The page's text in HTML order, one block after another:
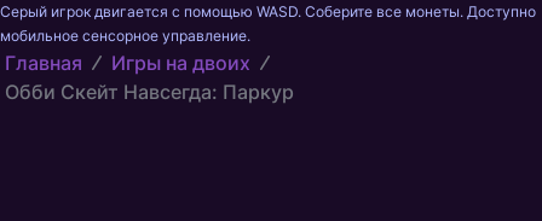
Серый игрок двигается с помощью WASD. Соберите все монеты. Доступно
мобильное сенсорное управление.
Главная
Игры на двоих
Обби Скейт Навсегда: Паркур